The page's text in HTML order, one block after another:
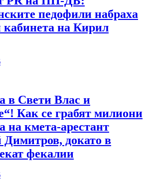
педофили набраха
кабинета на Кирил
в Свети Влас и
Как се грабят милиони
на кмета-арестант
докато в
фекалии